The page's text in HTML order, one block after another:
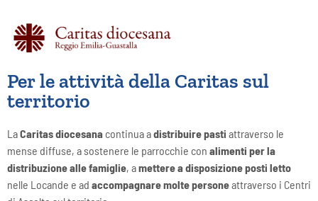
Per le attività della Caritas sul
territorio
LaCaritas diocesana continua adistribuire pasti attraverso le
mense diffuse, a sostenere le parrocchie con alimenti per la
distribuzione alle famiglie, amettere a disposizione posti letto
nelle Locande e ad accompagnare molte personeattraverso i Centri